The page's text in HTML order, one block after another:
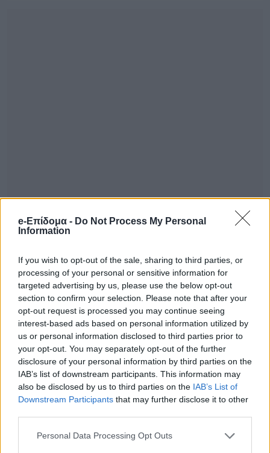
e-Επίδομα - Do Not Process My Personal
Information
If you wish to opt-out of the sale, sharing to third parties, or
processing of your personal or sensitive information for
targeted advertising by us, please use the below opt-out
section to confirm your selection. Please note that after your
opt-out request is processed you may continue seeing
interest-based ads based on personal information utilized by
us or personal information disclosed to third parties prior to
your opt-out. You may separately opt-out of the further
disclosure of your personal information by third parties on the
IAB’s list of downstream participants. This information may
also be disclosed by us to third parties on the IAB’s List of
Downstream Participants that may further disclose it to other
Personal Data Processing Opt Outs
Οι πληροφορίες αναφέρουν ότι η εταιρεία
παραγωγής έχει δεσμευτεί να καλύψει το
σύνολο των ιατρικών εξόδων, ενώ οι δύο
πλευρές φέρονται να έχουν καταλήξει σε
μια οικονομική συμφωνία-μαμούθ, η οποία